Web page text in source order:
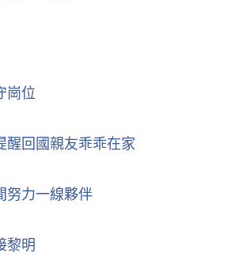
崗位
醒回國親友乖乖在家
努力一線夥伴
黎明